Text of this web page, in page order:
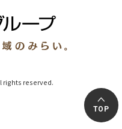
rights reserved.
TOP